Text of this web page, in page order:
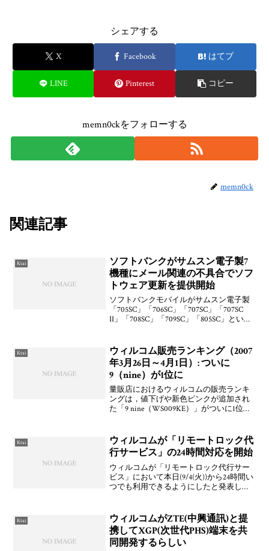
シェアする
X Facebook はてブ
LINE Pinterest コピー
memn0ckをフォローする
memn0ck
関連記事
Ktai
ソフトバンクがサムスン電子製7
機種にメール関連の不具合でソフ
トウェア更新を提供開始
ソフトバンクモバイルがサムスン電子製
「705SC」「706SC」「707SC」「707SC
II」「708SC」「709SC」「805SC」といっ
ウェアをアップデート
Ktai
ウィルコム販売ランキング（2007
年3月26日～4月1日）: ついに
9（nine）が1位に
量販店におけるウィルコムの販売ランキ
ングは，値下げや新色ピンクが追加され
た「9 nine（WS009KE）」がついに1位に
位「WX300K」，5位「WX
Ktai
ウィルコムが「リモートロック代
行サービス」の24時間対応を開始
ウィルコムが「リモートロック代行サー
ビス」において本日(9/4(火))から24時間い
つでも利用できるようにしたと発表し
るらしい。そういったことでメンテナン
スしてたのね。
Ktai
ウィルコムがZTE(中興通訊)と提
携してXGP(次世代PHS)端末を共
同開発するらしい